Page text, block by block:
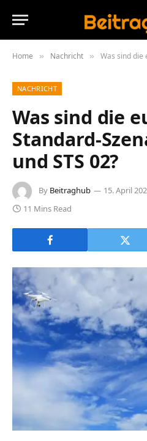
Home » Nachricht » Was sind die
NACHRICHT
Was sind die
Standard-
und STS 02?
By Beitraghub 15. April
11 Mins Read